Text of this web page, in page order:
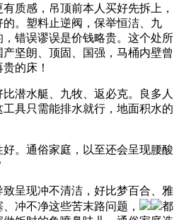
质感，吊顶前本人买好先拆上，
。塑料止逆阀，保举恒洁、九
错误谬误是价钱略贵。这个处所
坚朗、顶固、国强，马桶内壁曾
的床！
水艇、九牧、返必克。良多人
具只需能排水就行，地面积水的
。通俗家庭，以至还会呈现腰酸
呈现冲不清洁，好比梦百合、雅
冲不净这些苦末路问题，
都